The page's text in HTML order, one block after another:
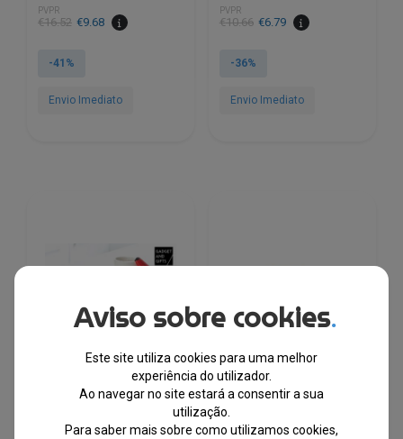
PVPR
€16.52
O
original
€16.52.
€9.68
O
atual
€9.68.
-41%
Envio Imediato
PVPR
€10.66
O
original
€10.66.
€6.79
O
atual
€6.79.
-36%
Envio Imediato
Aviso sobre cookies.
Este site utiliza cookies para uma melhor
experiência do utilizador.
Ao navegar no site estará a consentir a sua
utilização.
Para saber mais sobre como utilizamos cookies,